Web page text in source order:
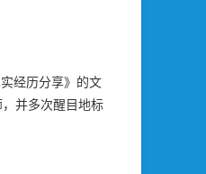
经历分享》的文
并多次醒目地标